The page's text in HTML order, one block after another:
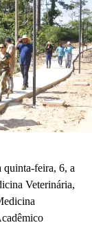
destacou a
e acadêmica.
teremos o
essas
Planejamento,
técnico-
feira, 6, a
Veterinária,